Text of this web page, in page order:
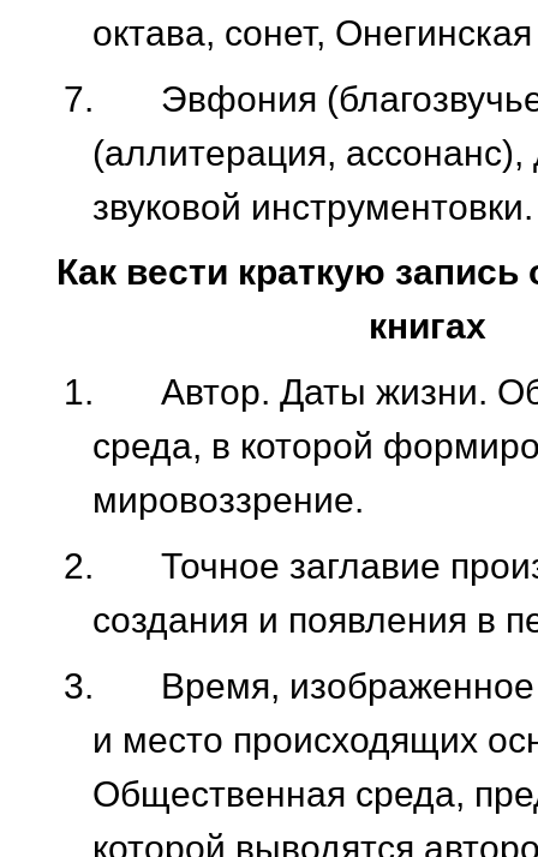
октава, сонет,
7.
Эвфония
(аллитерация, ассонанс),
звуковой инструментовки.
Как вести краткую
книгах
1.
Автор. Даты жизни.
среда, в которой
мировоззрение.
2.
Точное заглавие
создания и появления в
3.
Время,
и место происходящих
Общественная среда,
которой выводятся